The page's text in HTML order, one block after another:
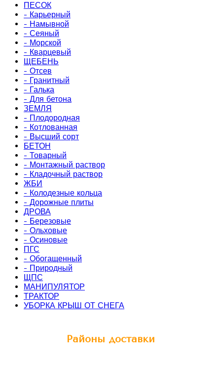
ПЕСОК
- Карьерный
- Намывной
- Сеяный
- Морской
- Кварцевый
ЩЕБЕНЬ
- Отсев
- Гранитный
- Галька
- Для бетона
ЗЕМЛЯ
- Плодородная
- Котлованная
- Высший сорт
БЕТОН
- Товарный
- Монтажный раствор
- Кладочный раствор
ЖБИ
- Колодезные кольца
- Дорожные плиты
ДРОВА
- Березовые
- Ольховые
- Осиновые
ПГС
- Обогащенный
- Природный
ЩПС
МАНИПУЛЯТОР
ТРАКТОР
УБОРКА КРЫШ ОТ СНЕГА
Районы доставки